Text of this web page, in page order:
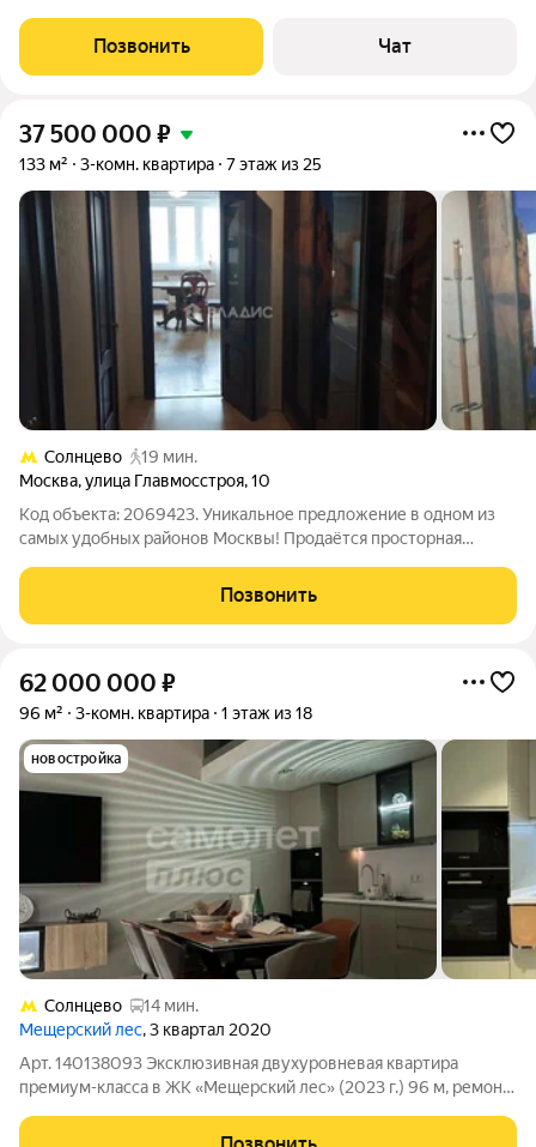
паркингом, ремонт по дизайн-проекту, панорамный вид на
город, и парк, в вечернее
Позвонить Чат
37 500 000 ₽
133 м² 3-комн. квартира 7 этаж из 25
Солнцево
19 мин.
Москва,улица Главмосстроя,10
Код объекта: 2069423. Уникальное предложение в одном из
самых удобных районов Москвы! Продаётся просторная
Главмосстроя, 10. Квартира расположена на 7 этаже 25-
этажного панельного дома 2008 года
Позвонить
62 000 000 ₽
96 м² 3-комн. квартира 1 этаж из 18
новостройка
Солнцево
14 мин.
Мещерский лес, 3 квартал 2020
Арт. 140138093 Эксклюзивная двухуровневая квартира
премиум-класса в ЖК «Мещерский лес» (2023 г.) 96 м, ремонт
уникальный лот на вторичном рынке, который сочетает